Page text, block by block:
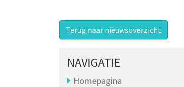
Terug naar nieuwsoverzicht
NAVIGATIE
Homepagina